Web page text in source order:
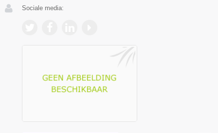
Sociale media: